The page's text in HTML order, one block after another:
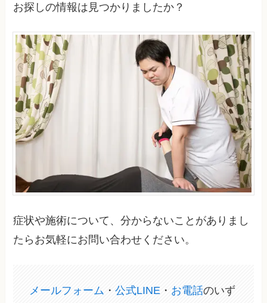
お探しの情報は見つかりましたか？
症状や施術について、分からないことがありまし
たらお気軽にお問い合わせください。
メールフォーム ・公式LINE ・ お電話のいず